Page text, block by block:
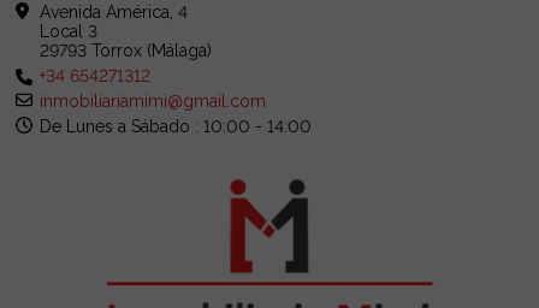
Avenida América, 4
Local 3
29793 Torrox (Málaga)
+34 654271312
inmobiliariamimi@gmail.com
De Lunes a Sábado : 10:00 - 14:00